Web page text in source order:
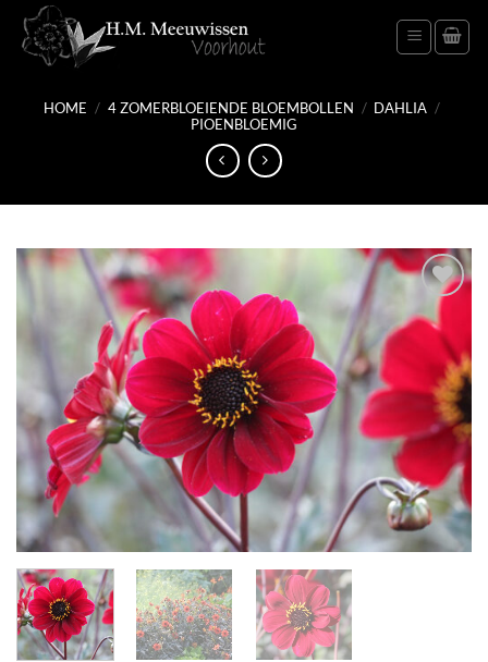
naar
inhoud
HOME / 4 ZOMERBLOEIENDE BLOEMBOLLEN / DAHLIA /
PIOENBLOEMIG
Toevoegen
aan
verlanglijst